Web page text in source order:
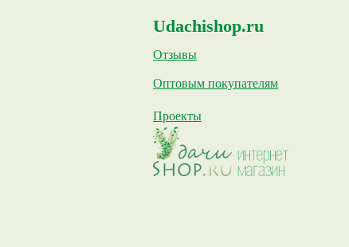
Udachishop.ru
Отзывы
Оптовым покупателям
Проекты